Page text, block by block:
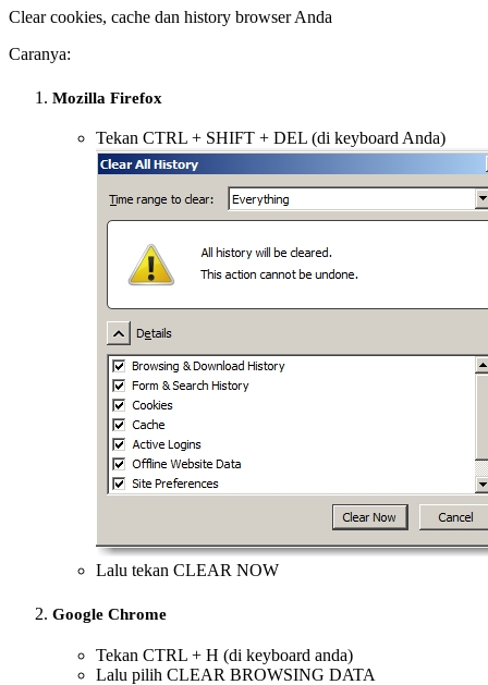
Clear cookies, cache dan history browser Anda
Caranya:
Mozilla Firefox
Tekan CTRL + SHIFT + DEL (di keyboard Anda)
Lalu tekan CLEAR NOW
Google Chrome
Tekan CTRL + H (di keyboard anda)
Lalu pilih CLEAR BROWSING DATA